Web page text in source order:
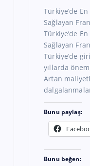
Türkiye’de
Sağlayan
Türkiye’de
Sağlayan
Türkiye’de
yıllarda
Artan
Bunu paylaş:
Bunu beğen: